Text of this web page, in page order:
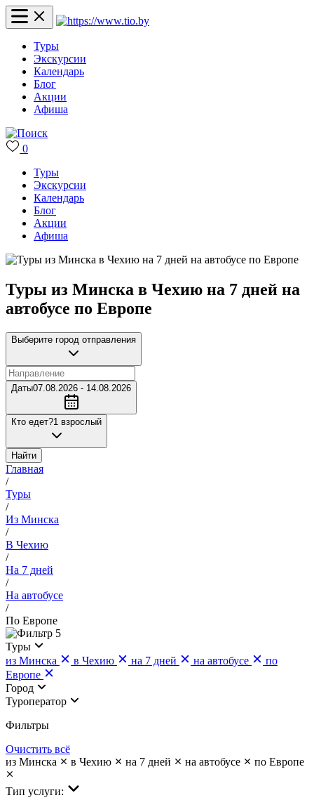
Туры
Экскурсии
Календарь
Блог
Акции
Афиша
0
Туры
Экскурсии
Календарь
Блог
Акции
Афиша
Туры из Минска в Чехию на 7 дней на
автобусе по Европе
Выберите город отправления
Даты07.08.2026 - 14.08.2026
Кто едет?1 взрослый
Найти
Главная
/
Туры
/
Из Минска
/
В Чехию
/
На 7 дней
/
На автобусе
/
По Европе
5
Туры
из Минска
в Чехию на 7 дней на автобусе
по
Европе
Город
Туроператор
Фильтры
Очистить всё
из Минска
в Чехию на 7 дней на автобусе по Европе
Тип услуги: